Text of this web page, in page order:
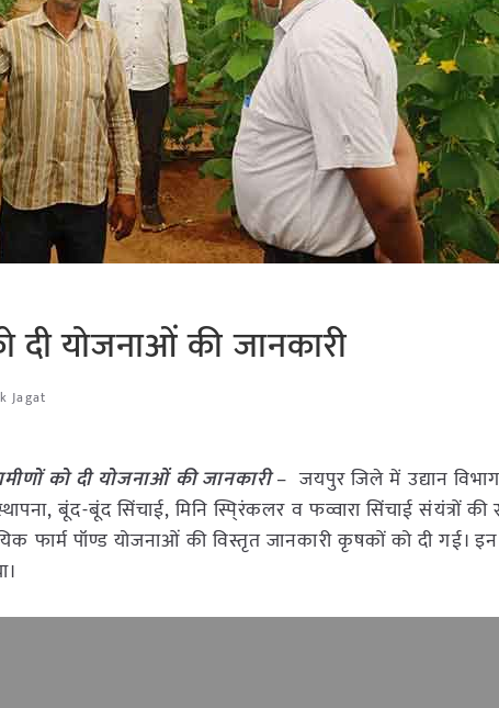
दी योजनाओं की जानकारी
Jagat
को दी योजनाओं की जानकारी– जयपुर जिले में उद्यान
बूंद-बूंद सिंचाई, मिनि स्पि्रंकलर व फव्वारा सिंचाई संयंत्रों की
फार्म पॉण्ड योजनाओं की विस्तृत जानकारी कृषकों को दी गई।